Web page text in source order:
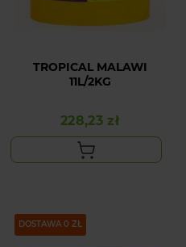
TROPICAL MALAWI
11L/2KG
Cena
228,23 zł
DOSTAWA 0 ZŁ